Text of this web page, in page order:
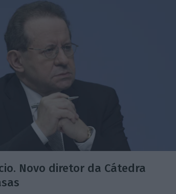
Novo diretor da Cátedra